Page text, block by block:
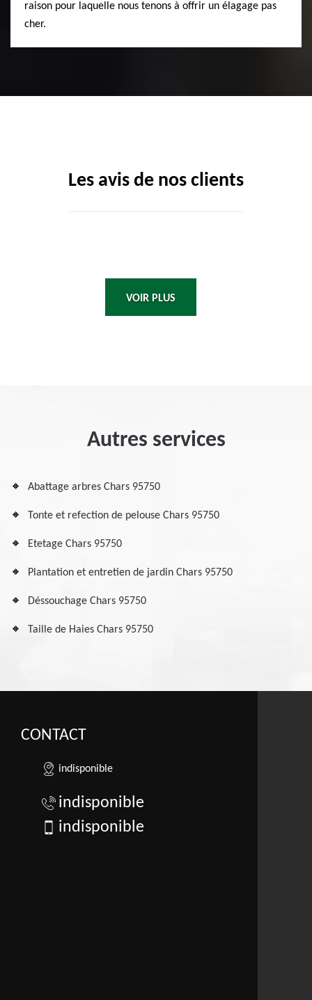
raison pour laquelle nous tenons à offrir un élagage pas
cher.
Les avis de nos clients
VOIR PLUS
Autres services
Abattage arbres Chars 95750
Tonte et refection de pelouse Chars 95750
Etetage Chars 95750
Plantation et entretien de jardin Chars 95750
Déssouchage Chars 95750
Taille de Haies Chars 95750
CONTACT
indisponible
indisponible
indisponible